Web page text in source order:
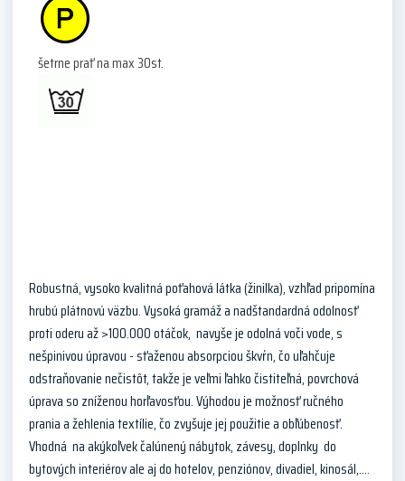
šetrne prať na max 30st.
Robustná, vysoko kvalitná poťahová látka (žinilka), vzhľad pripomína
hrubú plátnovú väzbu. Vysoká gramáž a nadštandardná odolnosť
proti oderu až >100.000 otáčok, navyše je odolná voči vode, s
nešpinivou úpravou - sťaženou absorpciou škvŕn, čo uľahčuje
odstraňovanie nečistôt, takže je veľmi ľahko čistiteľná, povrchová
úprava so zníženou horľavosťou. Výhodou je možnosť ručného
prania a žehlenia textílie, čo zvyšuje jej použitie a obľúbenosť.
Vhodná na akýkoľvek čalúnený nábytok, závesy, doplnky do
bytových interiérov ale aj do hotelov, penziónov, divadiel, kinosál,....